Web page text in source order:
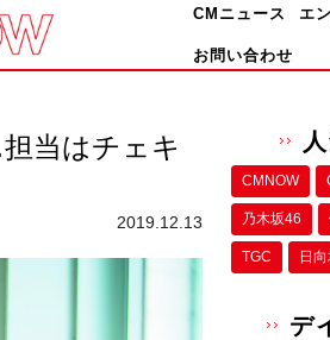
CMニュース エ
お問い合わせ
当はチェキ
2019.12.13
CMNOW
乃木坂46
TGC 日
デ